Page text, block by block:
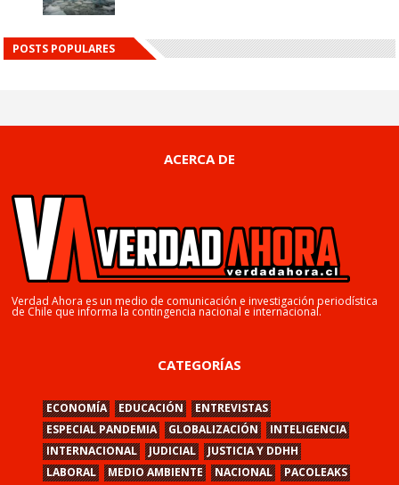
POSTS POPULARES
ACERCA DE
Verdad Ahora es un medio de comunicación e investigación periodística
de Chile que informa la contingencia nacional e internacional.
CATEGORÍAS
ECONOMÍA EDUCACIÓN
ENTREVISTAS
ESPECIAL PANDEMIA
GLOBALIZACIÓN
INTELIGENCIA
INTERNACIONAL
JUDICIAL
JUSTICIA Y DDHH
LABORAL
MEDIO AMBIENTE NACIONAL
PACOLEAKS